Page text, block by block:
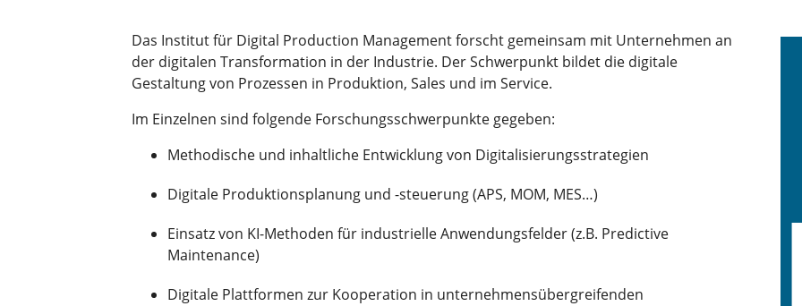
Das Institut für Digital Production Management forscht gemeinsam mit Unternehmen an
der digitalen Transformation in der Industrie. Der Schwerpunkt bildet die digitale
Gestaltung von Prozessen in Produktion, Sales und im Service.
Im Einzelnen sind folgende Forschungsschwerpunkte gegeben:
Methodische und inhaltliche Entwicklung von Digitalisierungsstrategien
Digitale Produktionsplanung und -steuerung (APS, MOM, MES…)
Einsatz von KI-Methoden für industrielle Anwendungsfelder (z.B. Predictive
Maintenance)
Digitale Plattformen zur Kooperation in unternehmensübergreifenden